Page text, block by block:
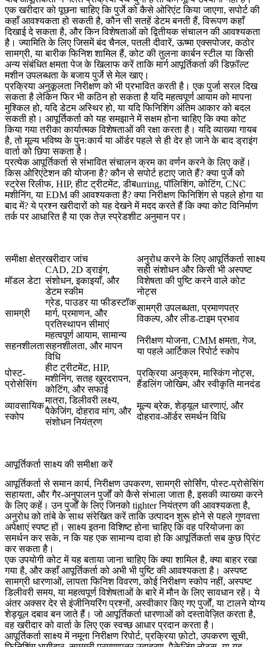
एक खरीदार को पूछना चाहिए कि पुर्जे को कैसे ओरिएंट किया जाएगा, सपोर्ट की
कहाँ आवश्यकता हो सकती है, कौन सी सतहें डेटम बनती हैं, विरूपण कहाँ
दिखाई दे सकता है, और किन विशेषताओं को द्वितीयक संचालन की आवश्यकता
है। ज्यामिति के लिए जिसमें बंद चैनल, पतली दीवारें, ऊष्मा एक्सपोजर, कठोर
सामग्री, या बारीक फिनिश शामिल हैं, कोट की तुलनाकार्बन स्टीलया किसी
अन्य संबंधित क्षमता पेज के खिलाफ करें ताकि मार्ग आपूर्तिकर्ता की डिफ़ॉल्ट
मशीन उपलब्धता के बजाय पुर्जे से मेल खाए।
प्रक्रिया अनुकूलता निरीक्षण को भी प्रभावित करती है। एक पुर्जा सरल दिख
सकता है लेकिन फिर भी कठिन हो सकता है यदि महत्वपूर्ण आयाम को मापना
मुश्किल हो, यदि डेटम अस्थिर हो, या यदि फिनिशिंग अंतिम आकार को बदल
सकती हो। आपूर्तिकर्ता को यह समझाने में सक्षम होना चाहिए कि क्या कोट
किया गया तरीका कार्यात्मक विशेषताओं की रक्षा करता है। यदि व्याख्या गायब
है, तो मूल्य भविष्य के पुनःकार्य या ऑर्डर पहले से ही देर हो जाने के बाद ड्राइंग
वार्ता को छिपा सकता है।
प्रत्येक आपूर्तिकर्ता से संभावित संचालन क्रम का वर्णन करने के लिए कहें।
किस ओरिएंटेशन की योजना है? कौन से सपोर्ट हटाए जाते हैं? क्या पुर्जे को
स्ट्रेस रिलीफ, HIP, हीट ट्रीटमेंट, डीबurring, पॉलिशिंग, कोटिंग, CNC
मशीनिंग, या EDM की आवश्यकता है? क्या निरीक्षण फिनिशिंग से पहले होगा या
बाद में? ये प्रश्न खरीदारों को यह देखने में मदद करते हैं कि क्या कोट विनिर्माण
तर्क पर आधारित है या एक तेज़ स्प्रेडशीट अनुमान पर।
समीक्षा क्षेत्रखरीदार जांच अनुरोध करने के लिए आपूर्तिकर्ता साक्ष्य
मॉडल डेटा
CAD, 2D ड्राइंग,
संशोधन, इकाइयाँ, और
डेटम स्कीम
सही संशोधन और किसी भी अस्पष्ट
विशेषता की पुष्टि करने वाले कोट
नोट्स
सामग्री
ग्रेड, पाउडर या फीडस्टॉक
मार्ग, प्रमाणन, और
प्रतिस्थापन सीमाएं
सामग्री उपलब्धता, प्रमाणपत्र
विकल्प, और लीड-टाइम प्रभाव
सहनशीलता
महत्वपूर्ण आयाम, सामान्य
सहनशीलता, और मापन
विधि
निरीक्षण योजना, CMM क्षमता, गेज,
या पहले आर्टिकल रिपोर्ट स्कोप
पोस्ट-
प्रोसेसिंग
हीट ट्रीटमेंट, HIP,
मशीनिंग, सतह खुरदरापन,
कोटिंग, और सफाई
प्रक्रिया अनुक्रम, मास्किंग नोट्स,
हैंडलिंग जोखिम, और स्वीकृति मानदंड
व्यावसायिक
स्कोप
मात्रा, डिलीवरी लक्ष्य,
पैकेजिंग, दोहराव मांग, और
संशोधन नियंत्रण
मूल्य ब्रेक, शेड्यूल धारणाएं, और
दोहराव-ऑर्डर समर्थन विधि
आपूर्तिकर्ता साक्ष्य की समीक्षा करें
आपूर्तिकर्ता से समान कार्य, निरीक्षण उपकरण, सामग्री सोर्सिंग, पोस्ट-प्रोसेसिंग
सहायता, और गैर-अनुपालन पुर्जों को कैसे संभाला जाता है, इसकी व्याख्या करने
के लिए कहें। उन पुर्जों के लिए जिनको tighter नियंत्रण की आवश्यकता है,
अनुरोध कोतांबेके साथ संरेखित करें ताकि उत्पादन शुरू होने से पहले गुणवत्ता
अपेक्षाएं स्पष्ट हों। साक्ष्य इतना विशिष्ट होना चाहिए कि वह परियोजना का
समर्थन कर सके, न कि यह एक सामान्य दावा हो कि आपूर्तिकर्ता सब कुछ प्रिंट
कर सकता है।
एक उपयोगी कोट में यह बताया जाना चाहिए कि क्या शामिल है, क्या बाहर रखा
गया है, और कहाँ आपूर्तिकर्ता को अभी भी पुष्टि की आवश्यकता है। अस्पष्ट
सामग्री धारणाओं, लापता फिनिश विवरण, कोई निरीक्षण स्कोप नहीं, अस्पष्ट
डिलीवरी समय, या महत्वपूर्ण विशेषताओं के बारे में मौन के लिए सावधान रहें। ये
अंतर अक्सर देर से इंजीनियरिंग प्रश्नों, अस्वीकार किए गए पुर्जों, या टालने योग्य
शेड्यूल दबाव बन जाते हैं। जो आपूर्तिकर्ता धारणाओं को दस्तावेज़ित करता है,
वह खरीदार को वार्ता के लिए एक स्वच्छ आधार प्रदान करता है।
आपूर्तिकर्ता साक्ष्य में नमूना निरीक्षण रिपोर्ट, प्रक्रिया फ़ोटो, उपकरण सूची,